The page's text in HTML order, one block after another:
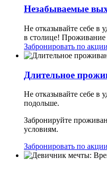
Незабываемые
Не отказывайте себе в
в столице!
Забронировать по акции
Длительное
Не отказывайте себе в
подольше.
Забронируйте
условиям.
Забронировать по акции